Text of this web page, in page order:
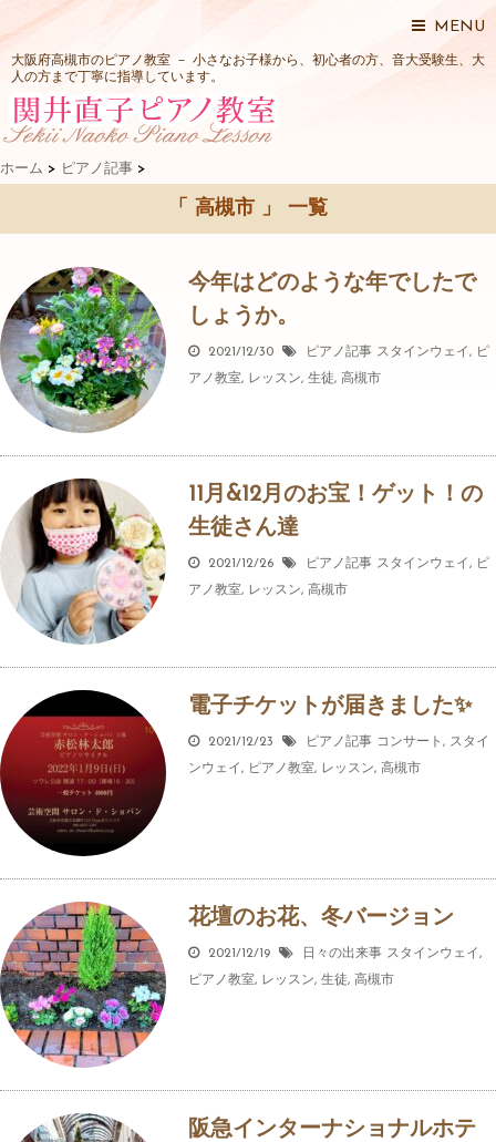
MENU
大阪府高槻市のピアノ教室 － 小さなお子様から、初心者の方、音大受験生、大
人の方まで丁寧に指導しています。
ホーム > ピアノ記事 >
「 高槻市 」 一覧
今年はどのような年でしたで
しょうか。
2021/12/30 ピアノ記事 スタインウェイ, ピ
アノ教室, レッスン, 生徒, 高槻市
11月&12月のお宝！ゲット！の
生徒さん達
2021/12/26 ピアノ記事 スタインウェイ, ピ
アノ教室, レッスン, 高槻市
電子チケットが届きました✨
2021/12/23 ピアノ記事 コンサート , スタイ
ンウェイ, ピアノ教室, レッスン, 高槻市
花壇のお花、冬バージョン
2021/12/19 日々の出来事 スタインウェイ,
ピアノ教室, レッスン, 生徒, 高槻市
阪急インターナショナルホテ